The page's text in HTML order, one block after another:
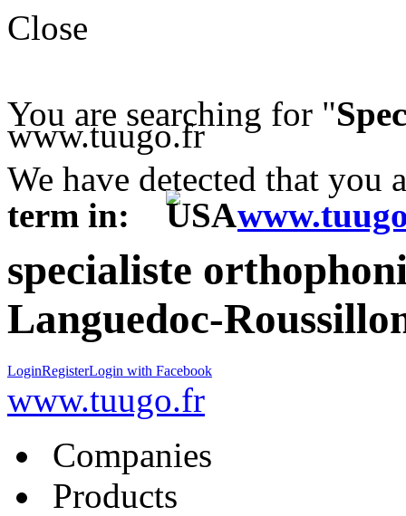
Close
You are searching for "
www.tuugo.fr
We have detected that you
term in:
specialiste
Languedoc-
LoginRegisterLogin with Facebook
www.tuugo.fr
Companies
Products